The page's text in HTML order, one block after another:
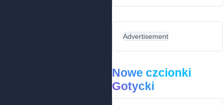
Advertisement
Nowe czcionki
Gotycki